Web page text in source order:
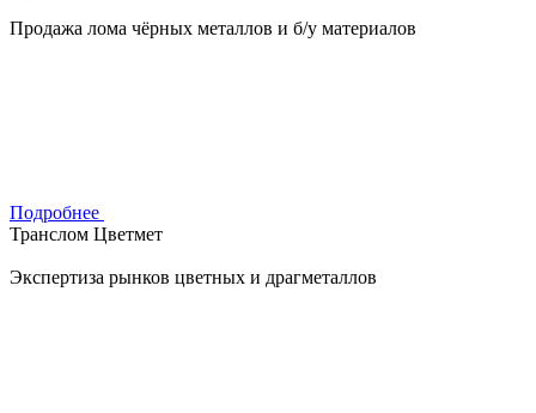
Продажа лома чёрных металлов и б/у материалов
Подробнее
Транслом Цветмет
Экспертиза рынков цветных и драгметаллов